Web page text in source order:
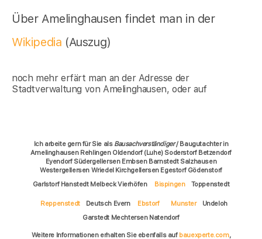
Über Amelinghausen findet man in der
Wikipedia (Auszug)
noch mehr erfärt man an der Adresse der
Stadtverwaltung von Amelinghausen, oder auf
Ich arbeite gern für Sie als Bausachverständiger/ Baugutachter in
Amelinghausen Rehlingen Oldendorf (Luhe) Soderstorf Betzendorf
Eyendorf Südergellersen Embsen Barnstedt Salzhausen
Westergellersen Wriedel Kirchgellersen Egestorf Gödenstorf
Garlstorf Hanstedt Melbeck Vierhöfen
Bispingen Toppenstedt
Reppenstedt Deutsch Evern Ebstorf Munster
Undeloh
Garstedt Mechtersen Natendorf
Weitere Informationen erhalten Sie ebenfalls auf bauexperte.com,